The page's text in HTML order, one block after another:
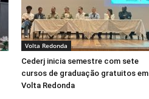
Volta Redonda
Cederj inicia semestre com sete
cursos de graduação gratuitos em
Volta Redonda